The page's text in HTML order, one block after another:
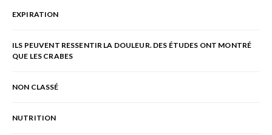
EXPIRATION
ILS PEUVENT RESSENTIR LA DOULEUR. DES ÉTUDES ONT MONTRÉ
QUE LES CRABES
NON CLASSÉ
NUTRITION